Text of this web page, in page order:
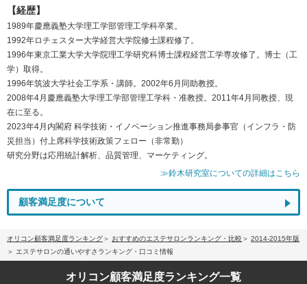
【経歴】
1989年慶應義塾大学理工学部管理工学科卒業。
1992年ロチェスター大学経営大学院修士課程修了。
1996年東京工業大学大学院理工学研究科博士課程経営工学専攻修了。博士（工
学）取得。
1996年筑波大学社会工学系・講師。2002年6月同助教授。
2008年4月慶應義塾大学理工学部管理工学科・准教授。2011年4月同教授、現
在に至る。
2023年4月内閣府 科学技術・イノベーション推進事務局参事官（インフラ・防
災担当）付上席科学技術政策フェロー（非常勤）
研究分野は応用統計解析、品質管理、マーケティング。
≫鈴木研究室についての詳細はこちら
顧客満足度について
オリコン顧客満足度ランキング おすすめのエステサロンランキング・比較
2014-2015年版
エステサロンの通いやすさランキング・口コミ情報
オリコン顧客満足度ランキング一覧